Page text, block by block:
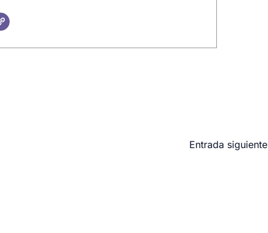
Entrada siguiente